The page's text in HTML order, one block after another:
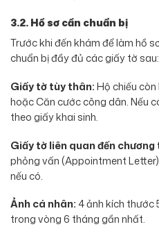
3.2. Hồ sơ cần chuẩn bị
Trước khi đến khám để làm hồ
chuẩn bị đầy đủ các giấy tờ sau:
Giấy tờ tùy thân:Hộ chiếu còn
hoặc Căn cước công dân. Nếu
theo giấy khai sinh.
Giấy tờ liên quan đến chương
phỏng vấn (Appointment
nếu có.
Ảnh cá nhân:4 ảnh kích thước
trong vòng 6 tháng gần nhất.